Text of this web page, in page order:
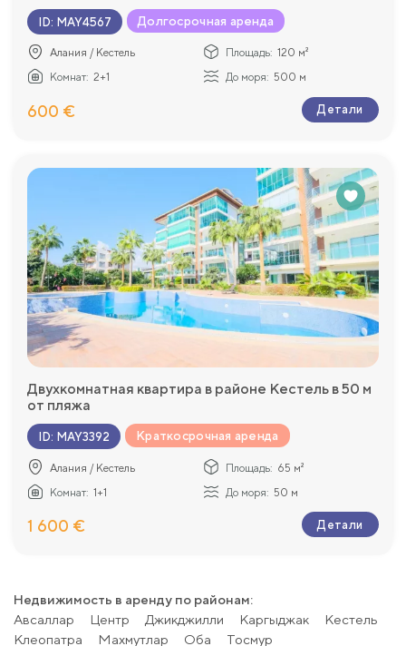
ID: MAY4567 Долгосрочная аренда
Алания / Кестель Площадь: 120 м²
Комнат: 2+1 До моря: 500 м
600 € Детали
Двухкомнатная квартира в районе Кестель в 50 м
от пляжа
ID: MAY3392 Краткосрочная аренда
Алания / Кестель Площадь: 65 м²
Комнат: 1+1 До моря: 50 м
1 600 € Детали
Недвижимость в аренду по районам:
Авсаллар
Центр Джикджилли Каргыджак
Kестель
Клеопатра
Махмутлар Оба Тосмур